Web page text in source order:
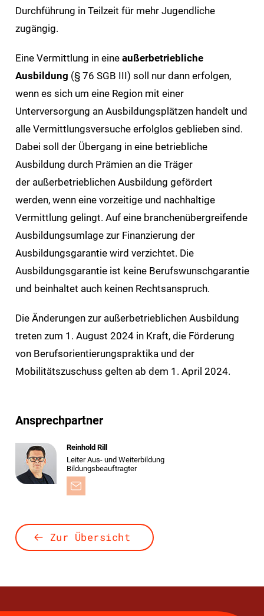
Durchführung in Teilzeit für mehr Jugendliche
zugängig.
Eine Vermittlung in eine außerbetriebliche
Ausbildung (§ 76 SGB III) soll nur dann erfolgen,
wenn es sich um eine Region mit einer
Unterversorgung an Ausbildungsplätzen handelt und
alle Vermittlungsversuche erfolglos geblieben sind.
Dabei soll der Übergang in eine betriebliche
Ausbildung durch Prämien an die Träger
der außerbetrieblichen Ausbildung gefördert
werden, wenn eine vorzeitige und nachhaltige
Vermittlung gelingt. Auf eine branchenübergreifende
Ausbildungsumlage zur Finanzierung der
Ausbildungsgarantie wird verzichtet. Die
Ausbildungsgarantie ist keine Berufswunschgarantie
und beinhaltet auch keinen Rechtsanspruch.
Die Änderungen zur außerbetrieblichen Ausbildung
treten zum 1. August 2024 in Kraft, die Förderung
von Berufsorientierungspraktika und der
Mobilitätszuschuss gelten ab dem 1. April 2024.
Ansprechpartner
Reinhold Rill
Leiter Aus- und Weiterbildung
Bildungsbeauftragter
Zur Übersicht